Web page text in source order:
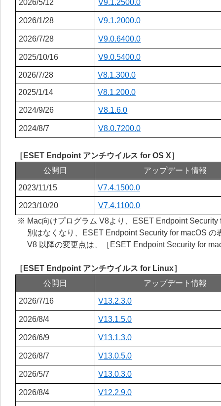
2026/5/12 V9.1.2500.0
2026/1/28 V9.1.2000.0
2026/7/28 V9.0.6400.0
2025/10/16 V9.0.5400.0
2026/7/28 V8.1.300.0
2025/1/14 V8.1.200.0
2024/9/26 V8.1.6.0
2024/8/7 V8.0.7200.0
［ESET Endpoint アンチウイルス for OS X］
公開日
アップデート情報
2023/11/15 V7.4.1500.0
2023/10/20
V7.4.1100.0
※ Mac向けプログラム V8より、ESET Endpoint
別はなくなり、ESET Endpoint Security for macOS
V8 以降の変更点は、［ESET Endpoint Security for
［ESET Endpoint アンチウイルス for Linux］
公開日
アップデート情報
2026/7/16 V13.2.3.0
2026/8/4 V13.1.5.0
2026/6/9 V13.1.3.0
2026/8/7 V13.0.5.0
2026/5/7 V13.0.3.0
2026/8/4 V12.2.9.0